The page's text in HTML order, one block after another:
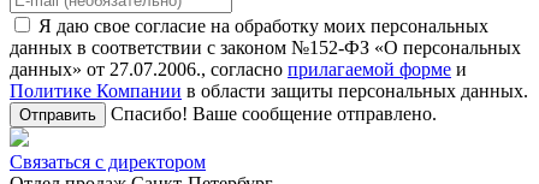
Я даю свое согласие на обработку моих персональных
данных в соответствии с законом №152-ФЗ «О персональных
данных» от 27.07.2006., согласно прилагаемой форме и
Политике Компании в области защиты персональных данных.
Отправить Спасибо! Ваше сообщение отправлено.
Связаться с директором